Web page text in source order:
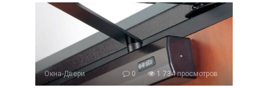
Окна-Двери 0 1 734 просмотров